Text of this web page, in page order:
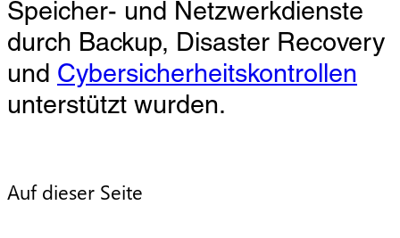
Speicher- und Netzwerkdienste
durch Backup, Disaster Recovery
und Cybersicherheitskontrollen
unterstützt wurden.
Auf dieser Seite